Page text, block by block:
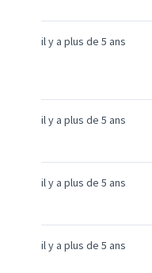
il y a plus de 5 ans
il y a plus de 5 ans
il y a plus de 5 ans
il y a plus de 5 ans